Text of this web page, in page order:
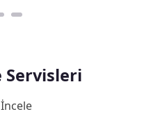
Servisleri